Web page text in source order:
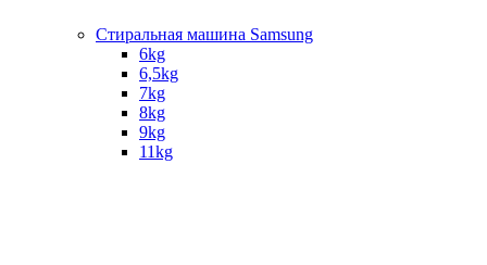
Стиральная машина Samsung
6kg
6,5kg
7kg
8kg
9kg
11kg